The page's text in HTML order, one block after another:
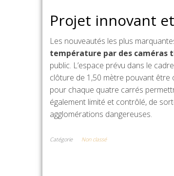
Projet innovant
Les nouveautés les plus
température par des caméras
public. L’espace prévu dans le
clôture de 1,50 mètre pouvant être
pour chaque quatre carrés
également limité et contrôlé, de
agglomérations dangereuses.
Catégorie Non classé